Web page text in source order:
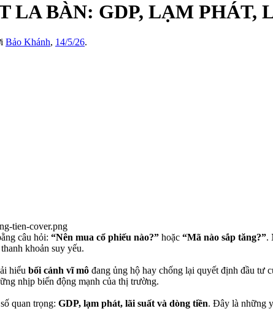
LA BÀN: GDP, LẠM PHÁT,
Bảo Khánh, 14/5/26.
câu hỏi: “Nên mua cổ phiếu nào?” hoặc “Mã nào sắp tăng?”.
khoản suy yếu.
hiểu bối cảnh vĩ mô đang ủng hộ hay chống lại quyết định đầu tư
nhịp biến động mạnh của thị trường.
quan trọng: GDP, lạm phát, lãi suất và dòng tiền. Đây là những